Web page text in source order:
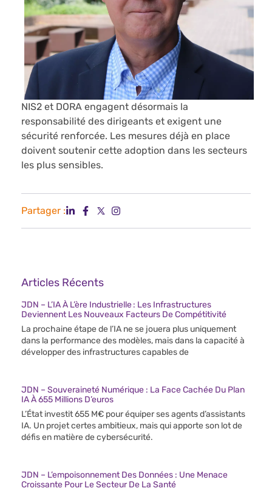
NIS2 et DORA engagent désormais la
responsabilité des dirigeants et exigent une
sécurité renforcée. Les mesures déjà en place
doivent soutenir cette adoption dans les secteurs
les plus sensibles.
Partager :
Articles Récents
JDN – L’IA À L’ère Industrielle : Les Infrastructures
Deviennent Les Nouveaux Facteurs De Compétitivité
La prochaine étape de l’IA ne se jouera plus uniquement
dans la performance des modèles, mais dans la capacité à
développer des infrastructures capables de
JDN – Souveraineté Numérique : La Face Cachée Du Plan
IA À 655 Millions D’euros
L’État investit 655 M€ pour équiper ses agents d’assistants
IA. Un projet certes ambitieux, mais qui apporte son lot de
défis en matière de cybersécurité.
JDN – L’empoisonnement Des Données : Une Menace
Croissante Pour Le Secteur De La Santé